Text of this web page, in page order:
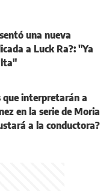
una nueva
a Luck Ra?: "Ya
que interpretarán a
en la serie de Moria
a la conductora?